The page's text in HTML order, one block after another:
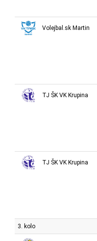
Volejbal.sk Martin
TJ ŠK VK Krupina
TJ ŠK VK Krupina
3. kolo